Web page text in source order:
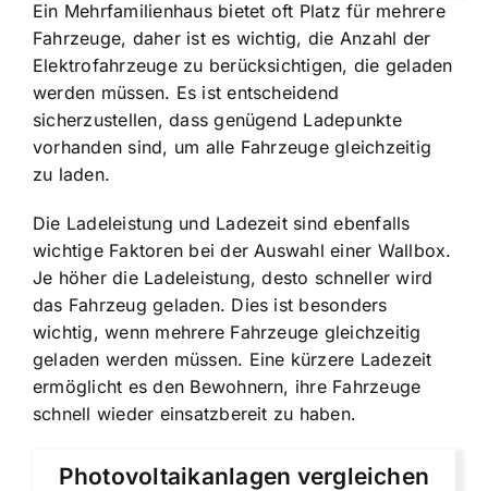
Ein Mehrfamilienhaus bietet oft Platz für mehrere
Fahrzeuge, daher ist es wichtig, die Anzahl der
Elektrofahrzeuge zu berücksichtigen, die geladen
werden müssen. Es ist entscheidend
sicherzustellen, dass genügend Ladepunkte
vorhanden sind, um alle Fahrzeuge gleichzeitig
zu laden.
Die Ladeleistung und Ladezeit sind ebenfalls
wichtige Faktoren bei der Auswahl einer Wallbox.
Je höher die Ladeleistung, desto schneller wird
das Fahrzeug geladen. Dies ist besonders
wichtig, wenn mehrere Fahrzeuge gleichzeitig
geladen werden müssen. Eine kürzere Ladezeit
ermöglicht es den Bewohnern, ihre Fahrzeuge
schnell wieder einsatzbereit zu haben.
Photovoltaikanlagen vergleichen